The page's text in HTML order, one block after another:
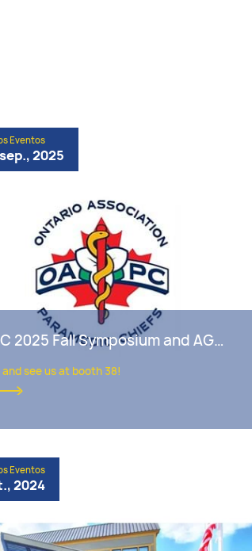
Eventos
2025
OAPC 2025 Fall Symposium and AGM - London, ON, Canada
and see us at booth 38!
Eventos
2024